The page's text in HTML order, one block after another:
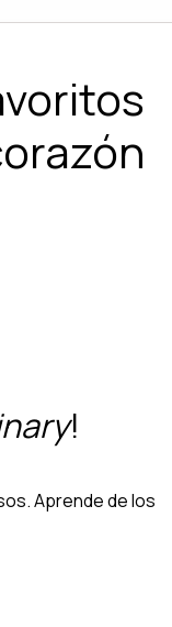
!
Aprende de los